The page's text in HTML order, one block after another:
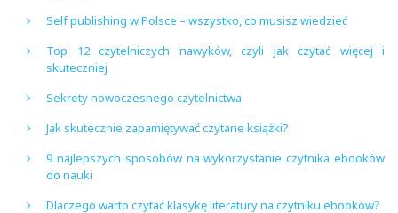
Self publishing w Polsce – wszystko, co musisz wiedzieć
Top 12 czytelniczych nawyków, czyli jak czytać więcej i
skuteczniej
Sekrety nowoczesnego czytelnictwa
Jak skutecznie zapamiętywać czytane książki?
9 najlepszych sposobów na wykorzystanie czytnika ebooków
do nauki
Dlaczego warto czytać klasykę literatury na czytniku ebooków?